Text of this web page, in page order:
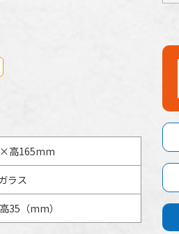
高165mm
ラス
35（mm）